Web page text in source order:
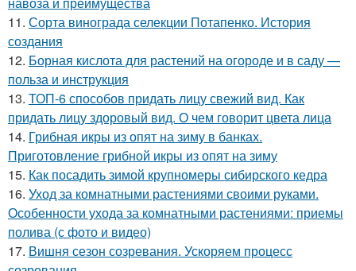
11. Сорта винограда селекции Потапенко. История
создания
12. Борная кислота для растений на огороде и в саду —
польза и инструкция
13. ТОП-6 способов придать лицу свежий вид. Как
придать лицу здоровый вид. О чем говорит цвета лица
14. Грибная икры из опят на зиму в банках.
Приготовление грибной икры из опят на зиму
15. Как посадить зимой крупномеры сибирского кедра
16. Уход за комнатными растениями своими руками.
Особенности ухода за комнатными растениями: приемы
полива (с фото и видео)
17. Вишня сезон созревания. Ускоряем процесс